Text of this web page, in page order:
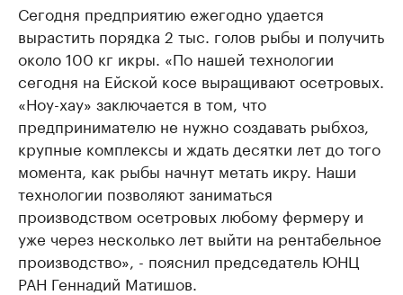
Сегодня предприятию ежегодно удается
вырастить порядка 2 тыс. голов рыбы и получить
около 100 кг икры. «По нашей технологии
сегодня на Ейской косе выращивают осетровых.
«Ноу-хау» заключается в том, что
предпринимателю не нужно создавать рыбхоз,
крупные комплексы и ждать десятки лет до того
момента, как рыбы начнут метать икру. Наши
технологии позволяют заниматься
производством осетровых любому фермеру и
уже через несколько лет выйти на рентабельное
производство», - пояснил председатель ЮНЦ
РАН Геннадий Матишов.